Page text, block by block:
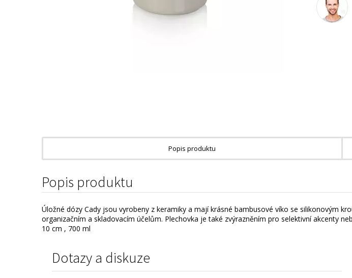
Popis produktu
Popis produktu
Úložné dózy Cady jsou vyrobeny z keramiky a mají krásné bambusové víko se silikonovým
organizačním a skladovacím účelům. Plechovka je také zvýrazněním pro selektivní akcenty
10 cm , 700 ml
Dotazy a diskuze